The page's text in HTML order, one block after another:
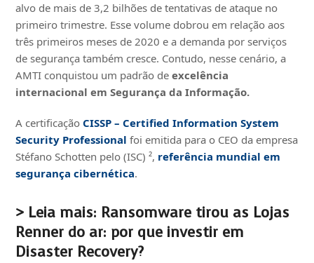
alvo de mais de 3,2 bilhões de tentativas de ataque no
primeiro trimestre. Esse volume dobrou em relação aos
três primeiros meses de 2020 e a demanda por serviços
de segurança também cresce. Contudo, nesse cenário, a
AMTI conquistou um padrão deexcelência
internacional em Segurança da Informação.
A certificação CISSP – Certified Information System
Security Professional foi emitida para o CEO da empresa
Stéfano Schotten pelo (ISC) ², referência mundial em
segurança cibernética.
> Leia mais: Ransomware tirou as Lojas
Renner do ar: por que investir em
Disaster Recovery?